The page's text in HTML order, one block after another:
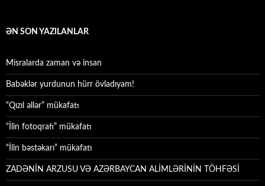
ƏN SON YAZILANLAR
Misralarda zaman və insan
Babəklər yurdunun hürr övladıyam!
“Qızıl əllər” mükafatı
“İlin fotoqrafı” mükafatı
“İlin bəstəkarı” mükafatı
ZADƏNİN ARZUSU VƏ AZƏRBAYCAN ALİMLƏRİNİN TÖHFƏSİ